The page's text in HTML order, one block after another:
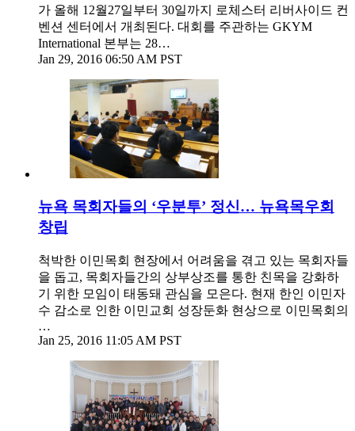
가 올해 12월27일부터 30일까지 로체스터 리버사이드 컨
벤션 센터에서 개최된다. 대회를 주관하는 GKYM
International 본부는 28…
Jan 29, 2016 06:50 AM PST
뉴욕 목회자들의 ‘우분투’ 정신… 뉴욕목우회
창립
척박한 이민목회 현장에서 어려움을 겪고 있는 목회자들
을 돕고, 목회자들간의 상부상조를 통한 친목을 강화하
기 위한 모임이 태동돼 관심을 모은다. 현재 한인 이민자
수 감소로 인한 이민교회 성장둔화 현상으로 이민목회의
…
Jan 25, 2016 11:05 AM PST